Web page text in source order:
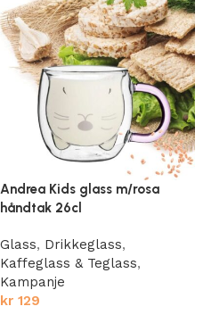
Andrea Kids glass m/rosa
håndtak 26cl
Glass, Drikkeglass,
Kaffeglass & Teglass,
Kampanje
kr 129